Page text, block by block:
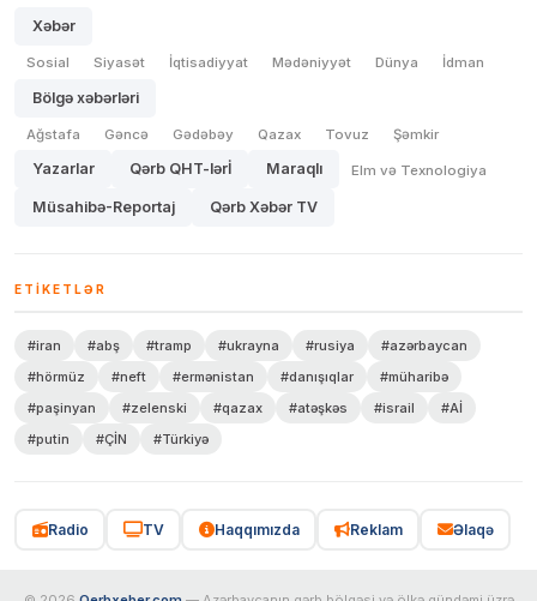
Xəbər
Sosial Siyasət İqtisadiyyat Mədəniyyət Dünya İdman
Bölgə xəbərləri
Ağstafa Gəncə Gədəbəy Qazax Tovuz Şəmkir
Yazarlar Qərb QHT-lərİ Maraqlı Elm və Texnologiya
Müsahibə-Reportaj Qərb Xəbər TV
ETIKETLƏR
#iran #abş #tramp #ukrayna #rusiya
#azərbaycan
#hörmüz
#neft #ermənistan #danışıqlar
#müharibə
#paşinyan
#zelenski #qazax #atəşkəs #israil
#Aİ
#putin
#ÇİN #Türkiyə
Radio TV Haqqımızda Reklam Əlaqə